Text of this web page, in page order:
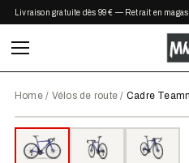
Livraison gratuite dès 99 € — Retrait en
Home/ Vélos de route / Cadre
EN PROMO EN STOCK